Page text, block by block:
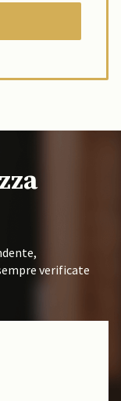
verificate